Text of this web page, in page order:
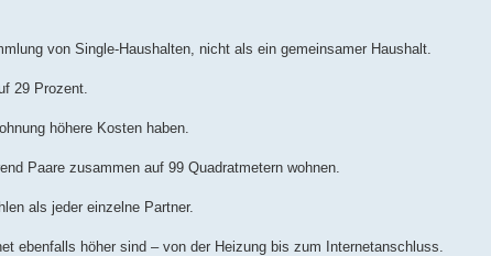
von Single-Haushalten, nicht als ein gemeinsamer Haushalt.
29 Prozent.
höhere Kosten haben.
Paare zusammen auf 99 Quadratmetern wohnen.
als jeder einzelne Partner.
ebenfalls höher sind – von der Heizung bis zum Internetanschluss.